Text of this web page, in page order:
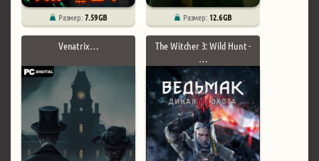
Размер:7.59 GB Размер: 12.6 GB
Venatrix …
The Witcher 3: Wild Hunt -
…